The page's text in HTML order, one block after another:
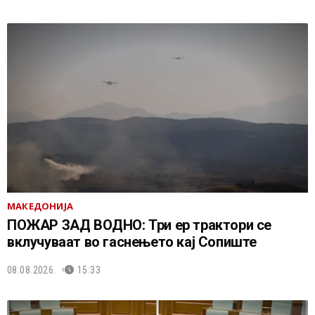
МАКЕДОНИЈА
ПОЖАР ЗАД ВОДНО: Три ер трактори се
вклучуваат во гаснењето кај Сопиште
08.08.2026. 15:33